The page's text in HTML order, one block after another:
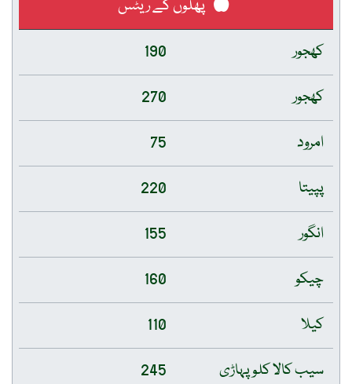
پھلوں کے ریٹس
کھجور
190
کھجور
270
امرود
75
پپیتا
220
انگور
155
چیکو
160
کیلا
110
سیب کالا کلو پہاڑی
245